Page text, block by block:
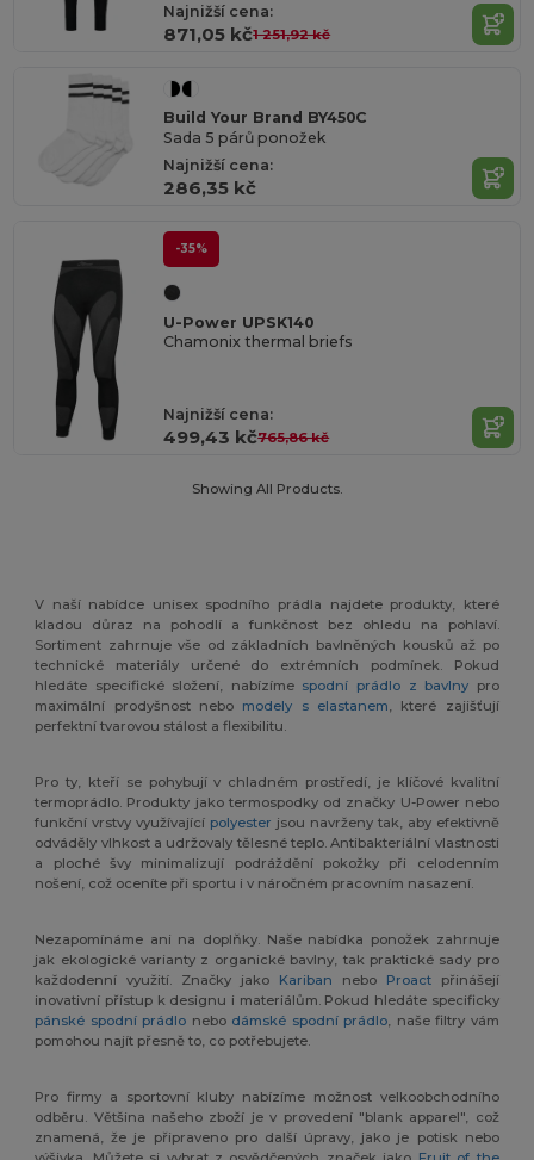
Najnižší cena:
871,05 kč1 251,92 kč
Build Your Brand BY450C
Sada 5 párů ponožek
Najnižší cena:
286,35 kč
-35%
U-Power UPSK140
Chamonix thermal briefs
Najnižší cena:
499,43 kč765,86 kč
Showing All Products.
V naší nabídce unisex spodního prádla najdete produkty, které
kladou důraz na pohodlí a funkčnost bez ohledu na pohlaví.
Sortiment zahrnuje vše od základních bavlněných kousků až po
technické materiály určené do extrémních podmínek. Pokud
hledáte specifické složení, nabízíme spodní prádlo z bavlny pro
maximální prodyšnost nebo modely s elastanem , které zajišťují
perfektní tvarovou stálost a flexibilitu.
Pro ty, kteří se pohybují v chladném prostředí, je klíčové kvalitní
termoprádlo. Produkty jako termospodky od značky U-Power nebo
funkční vrstvy využívající polyester jsou navrženy tak, aby efektivně
odváděly vlhkost a udržovaly tělesné teplo. Antibakteriální vlastnosti
a ploché švy minimalizují podráždění pokožky při celodenním
nošení, což oceníte při sportu i v náročném pracovním nasazení.
Nezapomínáme ani na doplňky. Naše nabídka ponožek zahrnuje
jak ekologické varianty z organické bavlny, tak praktické sady pro
každodenní využití. Značky jako Kariban nebo Proactpřinášejí
inovativní přístup k designu i materiálům. Pokud hledáte specificky
pánské spodní prádlo nebo dámské spodní prádlo , naše filtry vám
pomohou najít přesně to, co potřebujete.
Pro firmy a sportovní kluby nabízíme možnost velkoobchodního
odběru. Většina našeho zboží je v provedení "blank apparel", což
znamená, že je připraveno pro další úpravy, jako je potisk nebo